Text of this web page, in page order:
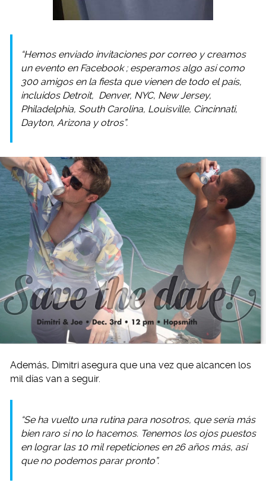
“Hemos enviado invitaciones por correo y creamos
un evento en Facebook ; esperamos algo así como
300 amigos en la fiesta que vienen de todo el país,
incluidos Detroit, Denver, NYC, New Jersey,
Philadelphia, South Carolina, Louisville, Cincinnati,
Dayton, Arizona y otros”.
Además, Dimitri asegura que una vez que alcancen los
mil días van a seguir.
“Se ha vuelto una rutina para nosotros, que sería más
bien raro si no lo hacemos. Tenemos los ojos puestos
en lograr las 10 mil repeticiones en 26 años más, así
que no podemos parar pronto”.